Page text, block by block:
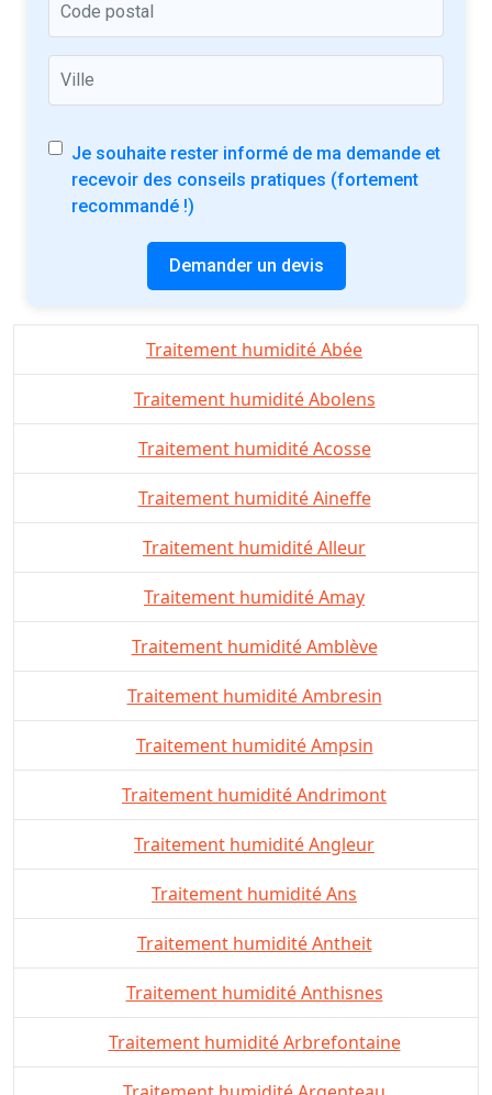
Je souhaite rester informé de ma demande et
recevoir des conseils pratiques (fortement
recommandé !)
Demander un devis
Traitement humidité Abée
Traitement humidité Abolens
Traitement humidité Acosse
Traitement humidité Aineffe
Traitement humidité Alleur
Traitement humidité Amay
Traitement humidité Amblève
Traitement humidité Ambresin
Traitement humidité Ampsin
Traitement humidité Andrimont
Traitement humidité Angleur
Traitement humidité Ans
Traitement humidité Antheit
Traitement humidité Anthisnes
Traitement humidité Arbrefontaine